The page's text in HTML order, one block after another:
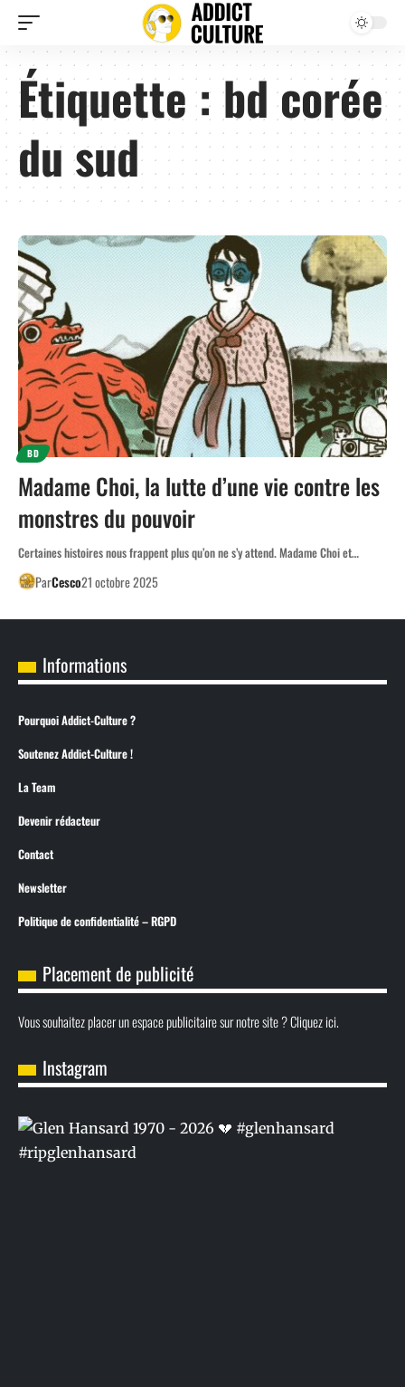
Étiquette :bd corée
du sud
BD
Madame Choi, la lutte d’une vie contre les
monstres du pouvoir
Certaines histoires nous frappent plus qu’on ne s’y attend. Madame Choi et…
ParCesco21 octobre 2025
Informations
Pourquoi Addict-Culture ?
Soutenez Addict-Culture !
La Team
Devenir rédacteur
Contact
Newsletter
Politique de confidentialité – RGPD
Placement de publicité
Vous souhaitez placer un espace publicitaire sur notre site ? Cliquez ici.
Instagram